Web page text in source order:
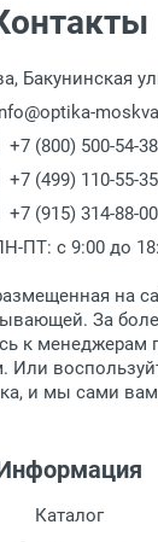
Оплата товара
на
с
адресу:
тел. +7 (499)
как заказ
менеджер
и оповещает о
иметь паспорт.
с момента
Бакунинская
+7 (800) 500-54-38
+7 (499) 110-55-35
+7 (915) 314-88-00
ПТ: с 9:00 до
на
За
к менеджерам
Или
и мы сами
Каталог